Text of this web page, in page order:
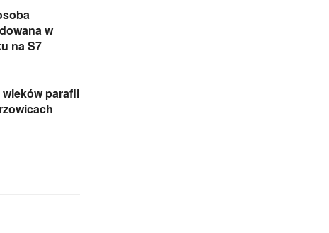
w
na S7
wieków parafii